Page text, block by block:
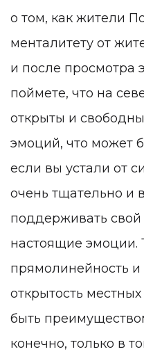
о том, как жители
менталитету от
и после просмотра
поймете, что на
открыты и
эмоций, что может
если вы устали от
очень тщательно и
поддерживать свой
настоящие эмоции.
прямолинейность
открытость
быть
конечно, только в